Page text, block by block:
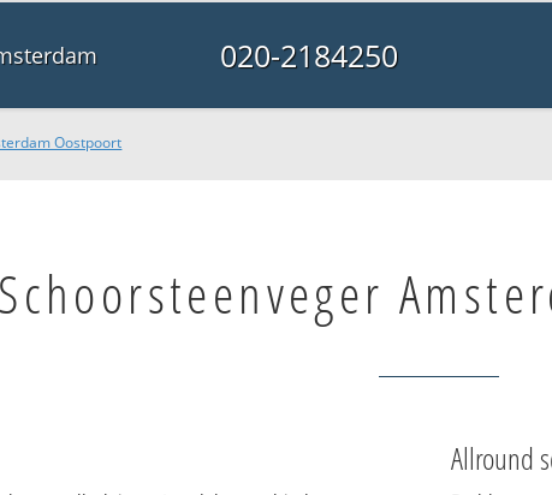
020-2184250
Oostpoort
Schoorsteenveger
Allround